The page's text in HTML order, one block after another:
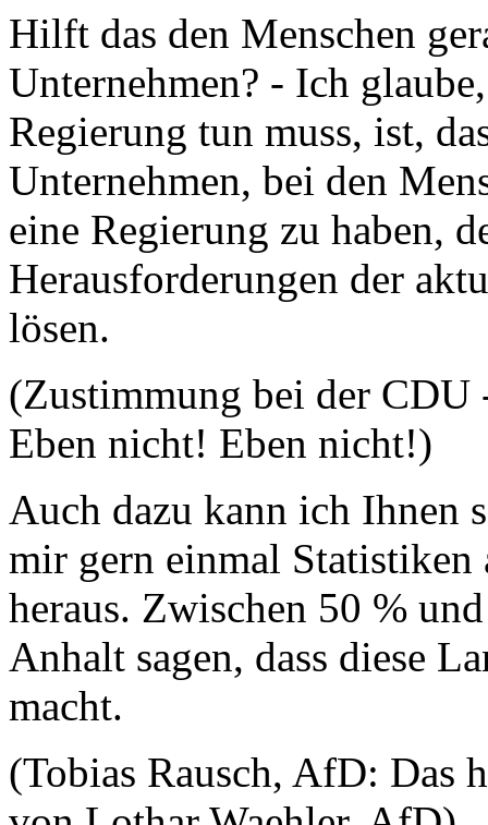
Hilft das den Menschen
Unternehmen? - Ich
Regierung tun muss, ist,
Unternehmen, bei den
eine Regierung zu haben,
Herausforderungen der
lösen.
(Zustimmung bei der
Eben nicht! Eben nicht!)
Auch dazu kann ich Ihnen
mir gern einmal
heraus. Zwischen 50 %
Anhalt sagen, dass diese
macht.
(Tobias Rausch, AfD: Das